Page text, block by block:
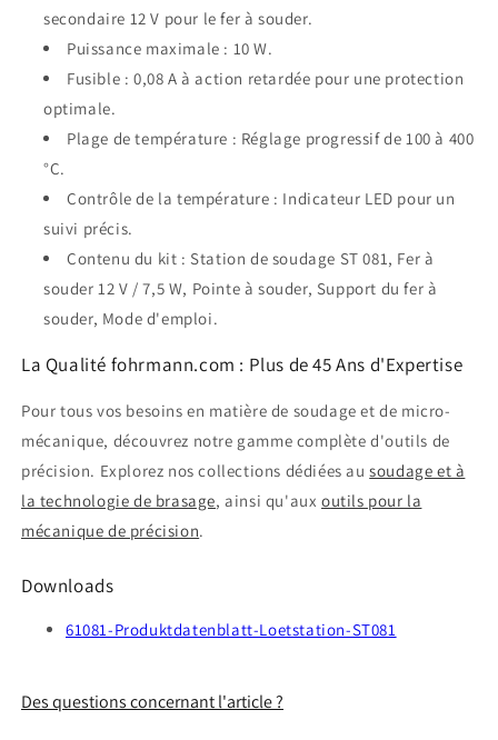
secondaire 12 V pour le fer à souder.
Puissance maximale : 10 W.
Fusible : 0,08 A à action retardée pour une protection
optimale.
Plage de température : Réglage progressif de 100 à 400
°C.
Contrôle de la température : Indicateur LED pour un
suivi précis.
Contenu du kit : Station de soudage ST 081, Fer à
souder 12 V / 7,5 W, Pointe à souder, Support du fer à
souder, Mode d'emploi.
La Qualité fohrmann.com : Plus de 45 Ans d'Expertise
Pour tous vos besoins en matière de soudage et de micro-
mécanique, découvrez notre gamme complète d'outils de
précision. Explorez nos collections dédiées ausoudage et à
la technologie de brasage, ainsi qu'auxoutils pour la
mécanique de précision.
Downloads
61081-Produktdatenblatt-Loetstation-ST081
Des questions concernant l'article ?